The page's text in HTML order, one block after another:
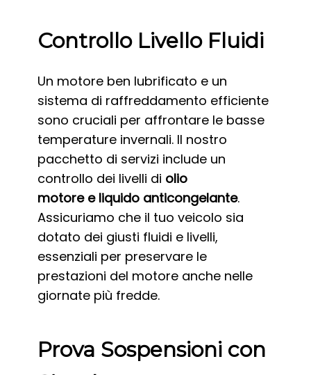
Controllo Livello Fluidi
Un motore ben lubrificato e un
sistema di raffreddamento efficiente
sono cruciali per affrontare le basse
temperature invernali. Il nostro
pacchetto di servizi include un
controllo dei livelli di olio
motoree liquido anticongelante.
Assicuriamo che il tuo veicolo sia
dotato dei giusti fluidi e livelli,
essenziali per preservare le
prestazioni del motore anche nelle
giornate più fredde.
Prova Sospensioni con